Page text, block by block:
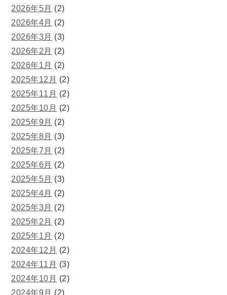
2026年5月 (2)
2026年4月 (2)
2026年3月 (3)
2026年2月 (2)
2026年1月 (2)
2025年12月 (2)
2025年11月 (2)
2025年10月 (2)
2025年9月 (2)
2025年8月 (3)
2025年7月 (2)
2025年6月 (2)
2025年5月 (3)
2025年4月 (2)
2025年3月 (2)
2025年2月 (2)
2025年1月 (2)
2024年12月 (2)
2024年11月 (3)
2024年10月 (2)
2024年9月 (2)